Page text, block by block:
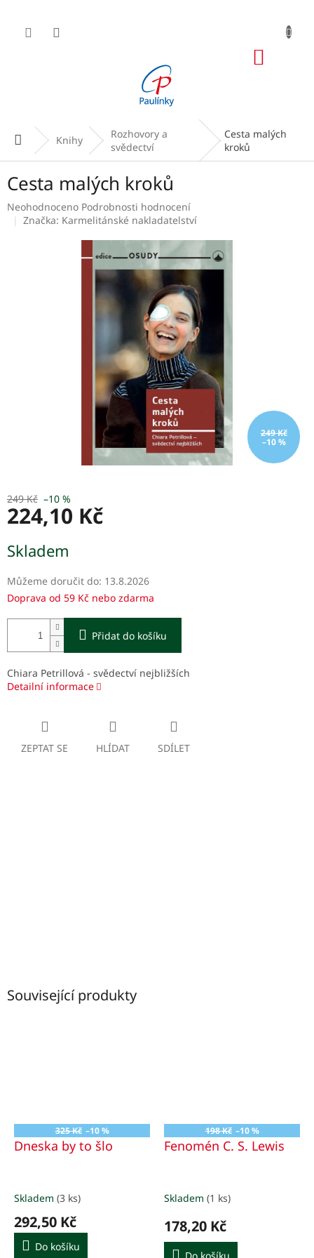
obsah
Domů Knihy
Rozhovory a
svědectví
Cesta malých
kroků
Cesta malých kroků
Průměrné
hodnocení
Neohodnoceno Podrobnosti hodnocení
Značka: Karmelitánské nakladatelství
249 Kč
–10 %
249 Kč –10 %
224,10 Kč
cena:
Skladem
Můžeme doručit do: 13.8.2026
Doprava od 59 Kč nebo zdarma
Přidat do košíku
Chiara Petrillová - svědectví nejbližších
Detailní informace
ZEPTAT SE HLÍDAT SDÍLET
Související produkty
325 Kč –10 %
Dneska by to šlo
Skladem (3 ks)
292,50 Kč
Do košíku
198 Kč –10 %
Fenomén C. S. Lewis
Skladem (1 ks)
178,20 Kč